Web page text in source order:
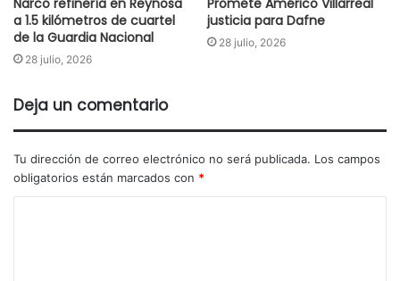
Narco refinería en Reynosa
a 1.5 kilómetros de cuartel
de la Guardia Nacional
28 julio, 2026
Promete Américo Villarreal
justicia para Dafne
28 julio, 2026
Deja un comentario
Tu dirección de correo electrónico no será publicada. Los campos
obligatorios están marcados con *